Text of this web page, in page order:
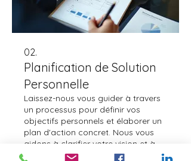
02.
Planification de Solution
Personnelle
Laissez-nous vous guider à travers
un processus pour définir vos
objectifs personnels et élaborer un
plan d'action concret. Nous vous
aidons à clarifier votre vision et à
esquisser les étapes nécessaires